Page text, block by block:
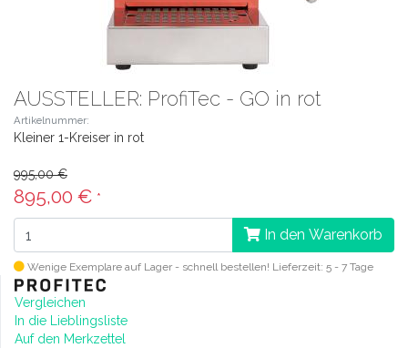
AUSSTELLER: ProfiTec - GO in rot
Artikelnummer:
Kleiner 1-Kreiser in rot
995,00 €
895,00 € *
In den Warenkorb
Wenige Exemplare auf Lager - schnell bestellen! Lieferzeit: 5 - 7 Tage
Vergleichen
In die Lieblingsliste
Auf den Merkzettel